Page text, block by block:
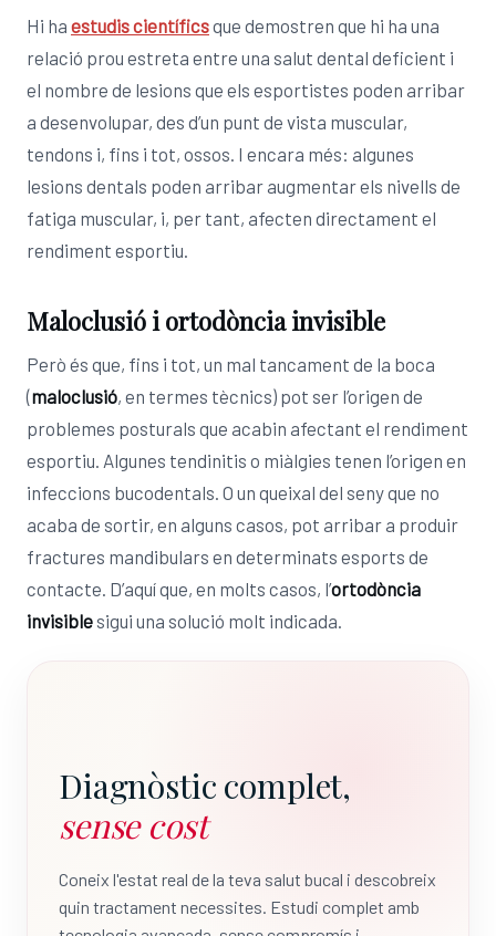
Hi ha estudis científicsque demostren que hi ha una
relació prou estreta entre una salut dental deficient i
el nombre de lesions que els esportistes poden arribar
a desenvolupar, des d’un punt de vista muscular,
tendons i, fins i tot, ossos. I encara més: algunes
lesions dentals poden arribar augmentar els nivells de
fatiga muscular, i, per tant, afecten directament el
rendiment esportiu.
Maloclusió i ortodòncia invisible
Però és que, fins i tot, un mal tancament de la boca
(maloclusió, en termes tècnics) pot ser l’origen de
problemes posturals que acabin afectant el rendiment
esportiu. Algunes tendinitis o miàlgies tenen l’origen en
infeccions bucodentals. O un queixal del seny que no
acaba de sortir, en alguns casos, pot arribar a produir
fractures mandibulars en determinats esports de
contacte. D’aquí que, en molts casos, l’ortodòncia
invisiblesigui una solució molt indicada.
Diagnòstic complet,
sense cost
Coneix l'estat real de la teva salut bucal i descobreix
quin tractament necessites. Estudi complet amb